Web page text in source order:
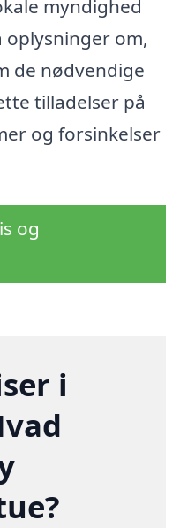
myndighed
om,
de nødvendige
tilladelser på
og forsinkelser
og
i